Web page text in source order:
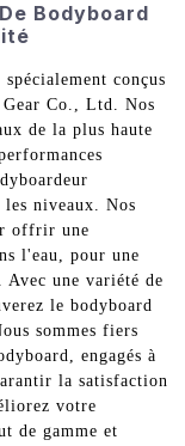
Bodyboard
conçus
Co., Ltd. Nos
de la plus haute
les niveaux. Nos
offrir une
l'eau, pour une
une variété de
le bodyboard
sommes fiers
engagés à
la satisfaction
votre
de gamme et